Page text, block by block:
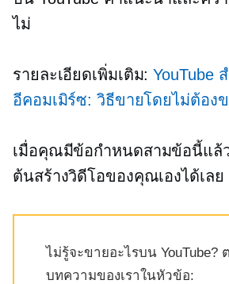
ไม่
รายละเอียดเพิ่มเติม:YouTube
อีคอมเมิร์ซ: วิธีขายโดยไม่ต้อง
เมื่อคุณมีข้อกำหนดสามข้อนี้แล้
ต้นสร้างวิดีโอของคุณเองได้เลย
ไม่รู้จะขายอะไรบน YouTube?
บทความของเราในหัวข้อ: